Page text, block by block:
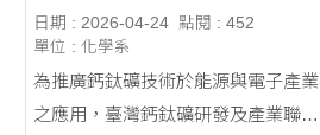
日期 : 2026-04-24 點閱 : 452
單位 : 化學系
為推廣鈣鈦礦技術於能源與電子產業
之應用，臺灣鈣鈦礦研發及產業聯盟